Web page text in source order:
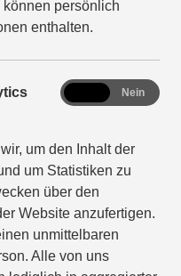
persönlich
enthalten.
um den Inhalt der
um Statistiken zu
über den
Website anzufertigen.
unmittelbaren
Alle von uns
analytics Nein
handel.de